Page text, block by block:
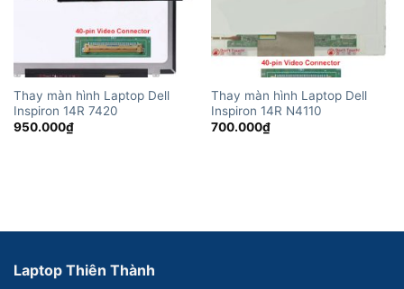
Thay màn hình Laptop Dell
Inspiron 14R 7420
950.000₫
Thay màn hình Laptop Dell
Inspiron 14R N4110
700.000₫
Laptop Thiên Thành